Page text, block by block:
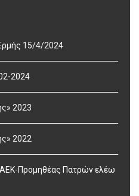
15/4/2024
2024
2023
2022
Προμηθέας Πατρών ελέω